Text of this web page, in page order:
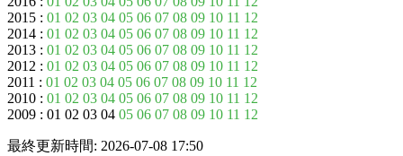
2015 : 01 02 03 04 05 06 07 08 09 10 11 12
2014 : 01 02 03 04 05 06 07 08 09 10 11 12
2013 : 01 02 03 04 05 06 07 08 09 10 11 12
2012 : 01 02 03 04 05 06 07 08 09 10 11 12
2011 : 01 02 03 04 05 06 07 08 09 10 11 12
2010 : 01 02 03 04 05 06 07 08 09 10 11 12
2009 : 01 02 03 04 05 06 07 08 09 10 11 12
最終更新時間: 2026-07-08 17:50